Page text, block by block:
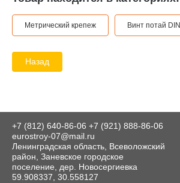
Метрический крепеж Винт потай
Назад
+7 (812) 640-86-06 +7 (921) 888-86-06
eurostroy-07@mail.ru
Ленинградская область, Всеволожский
район, Заневское городское
поселение, дер. Новосергиевка
59.908337, 30.558127